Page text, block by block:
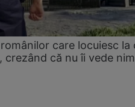
care locuiesc la
că nu îi vede